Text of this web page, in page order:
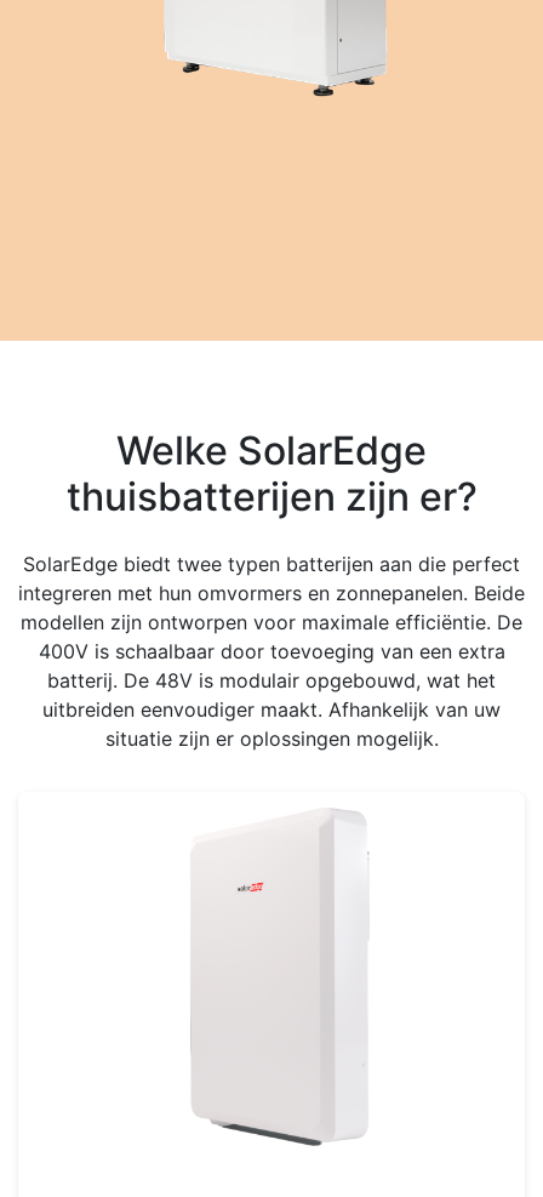
Welke SolarEdge
thuisbatterijen zijn er?
SolarEdge biedt twee typen batterijen aan die perfect
integreren met hun omvormers en zonnepanelen. Beide
modellen zijn ontworpen voor maximale efficiëntie. De
400V is schaalbaar door toevoeging van een extra
batterij. De 48V is modulair opgebouwd, wat het
uitbreiden eenvoudiger maakt. Afhankelijk van uw
situatie zijn er oplossingen mogelijk.